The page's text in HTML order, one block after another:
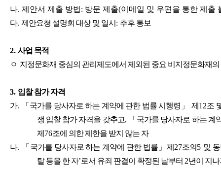
나. 제안서 제출 방법: 방문 제출(이메일 및 우편을 통한 제출
다. 제안요청 설명회 대상 및 일시 : 추후 통보
2. 사업 목적
ㅇ 지정문화재 중심의 관리제도에서 제외된 중요 비지정문화재
3. 입찰 참가 자격
가. 「 국가를 당사자로 하는 계약에 관한 법률 시행령 」제 12조
쟁 입찰 참가 자격을 갖추고, 「 국가를 당사자로 하는 계
제 76조에 의한 제한을 받지 않는 자
나. 「 국가를 당사자로 하는 계약에 관한 법률 」 제 27조의 5 및
탈 등을 한 자’로서 유죄 판결이 확정된 날부터 2년이 지